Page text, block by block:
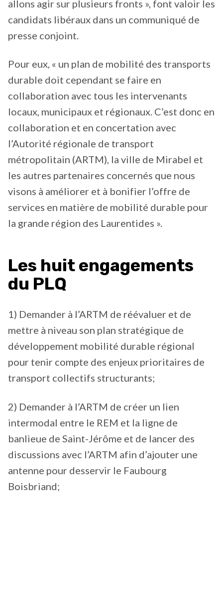
allons agir sur plusieurs fronts », font valoir les
candidats libéraux dans un communiqué de
presse conjoint.
Pour eux, « un plan de mobilité des transports
durable doit cependant se faire en
collaboration avec tous les intervenants
locaux, municipaux et régionaux. C’est donc en
collaboration et en concertation avec
l’Autorité régionale de transport
métropolitain (ARTM), la ville de Mirabel et
les autres partenaires concernés que nous
visons à améliorer et à bonifier l’offre de
services en matière de mobilité durable pour
la grande région des Laurentides ».
Les huit engagements
du PLQ
1) Demander à l’ARTM de réévaluer et de
mettre à niveau son plan stratégique de
développement mobilité durable régional
pour tenir compte des enjeux prioritaires de
transport collectifs structurants;
2) Demander à l’ARTM de créer un lien
intermodal entre le REM et la ligne de
banlieue de Saint-Jérôme et de lancer des
discussions avec l’ARTM afin d’ajouter une
antenne pour desservir le Faubourg
Boisbriand;